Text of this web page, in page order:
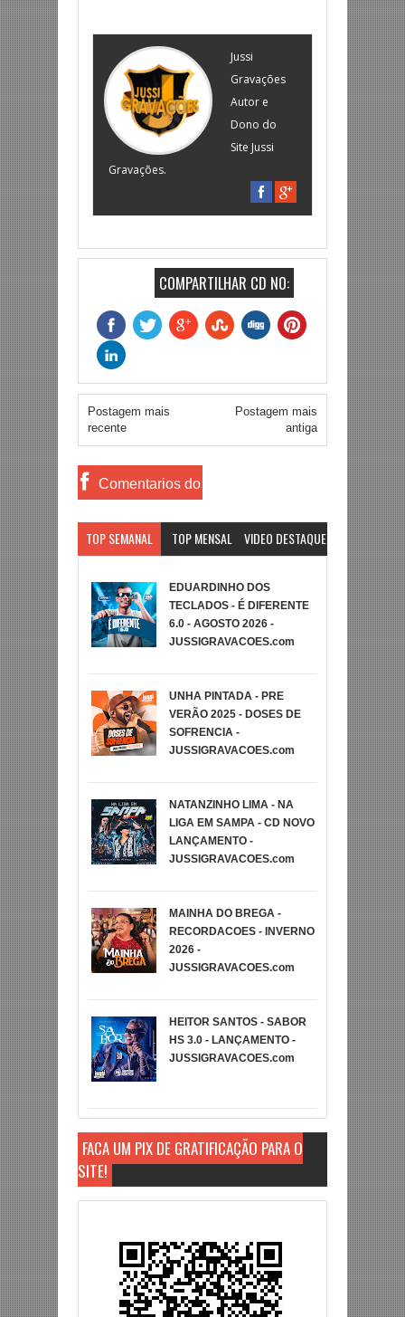
Jussi
Gravações
Autor e
Dono do
Site Jussi
Gravações.
COMPARTILHAR CD NO:
Postagem mais
recente
Postagem mais
antiga
Comentarios do
TOP SEMANAL TOP MENSAL VIDEO DESTAQUE
EDUARDINHO DOS
TECLADOS - É DIFERENTE
6.0 - AGOSTO 2026 -
JUSSIGRAVACOES.com
UNHA PINTADA - PRE
VERÃO 2025 - DOSES DE
SOFRENCIA -
JUSSIGRAVACOES.com
NATANZINHO LIMA - NA
LIGA EM SAMPA - CD NOVO
LANÇAMENTO -
JUSSIGRAVACOES.com
MAINHA DO BREGA -
RECORDACOES - INVERNO
2026 -
JUSSIGRAVACOES.com
HEITOR SANTOS - SABOR
HS 3.0 - LANÇAMENTO -
JUSSIGRAVACOES.com
FAÇA UM PIX DE GRATIFICAÇÃO PARA O
SITE!